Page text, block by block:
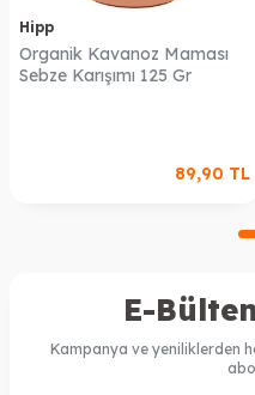
Hipp
Organik Kavanoz Maması
Sebze Karışımı 125 Gr
89,90 TL
E-
Kampanya ve yeniliklerden